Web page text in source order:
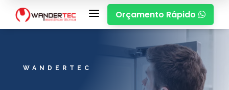
a Orçamento Rápido 
WANDERTEC